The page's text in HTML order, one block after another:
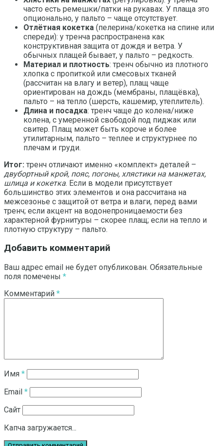
часто есть ремешки/патки на рукавах. У плаща это
опционально, у пальто – чаще отсутствует.
Отлётная кокетка (пелерина/кокетка на спине или
спереди): у тренча распространена как
конструктивная защита от дождя и ветра. У
обычных плащей бывает, у пальто – редкость.
Материал и плотность: тренч обычно из плотного
хлопка с пропиткой или смесовых тканей
(рассчитан на влагу и ветер), плащ чаще
ориентирован на дождь (мембраны, плащёвка),
пальто – на тепло (шерсть, кашемир, утеплитель).
Длина и посадка: тренч чаще до колена/ниже
колена, с умеренной свободой под пиджак или
свитер. Плащ может быть короче и более
утилитарным, пальто – теплее и структурнее по
плечам и груди.
Итог: тренч отличают именно «комплект» деталей –
двубортный крой, пояс, погоны, хлястики на манжетах,
шлица и кокетка. Если в модели присутствует
большинство этих элементов и она рассчитана на
межсезонье с защитой от ветра и влаги, перед вами
тренч; если акцент на водонепроницаемости без
характерной фурнитуры – скорее плащ; если на тепло и
плотную структуру – пальто.
Добавить комментарий
Ваш адрес email не будет опубликован. Обязательные
поля помечены *
Комментарий *
Имя *
Email *
Сайт
Капча загружается...